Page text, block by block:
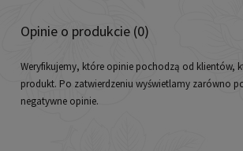
Opinie o produkcie (0)
Weryfikujemy, które opinie pochodzą od klientów,
produkt. Po zatwierdzeniu wyświetlamy zarówno
negatywne opinie.